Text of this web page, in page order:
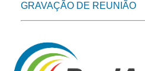
GRAVAÇÃO DE REUNIÃO